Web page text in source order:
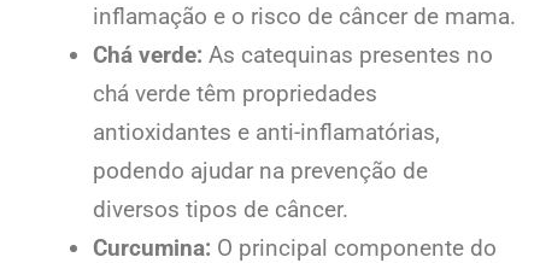
inflamação e o risco de câncer de mama.
Chá verde: As catequinas presentes no
chá verde têm propriedades
antioxidantes e anti-inflamatórias,
podendo ajudar na prevenção de
diversos tipos de câncer.
Curcumina: O principal componente do